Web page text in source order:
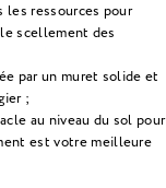
les ressources pour
scellement des
par un muret solide et
;
au niveau du sol pour
est votre meilleure